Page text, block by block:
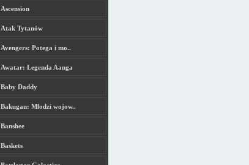
Ascension
Atak Tytanów
Avengers: Potega i mo..
Awatar: Legenda Aanga
Baby Daddy
Bakugan: Mlodzi wojow..
Banshee
Baskets